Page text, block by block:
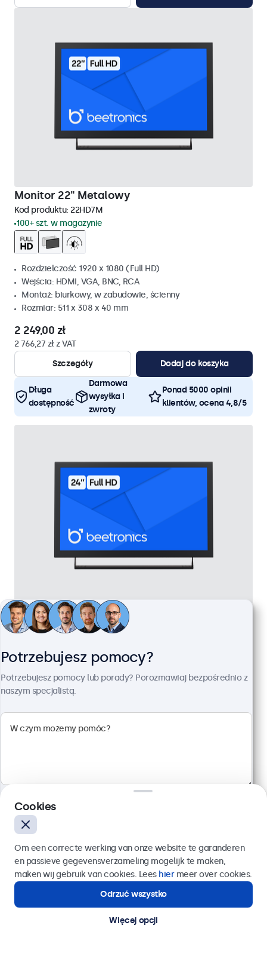
Monitor 22" Metalowy
Kod produktu: 22HD7M
100+ szt. w magazynie
Rozdzielczość 1920 x 1080 (Full HD)
Wejścia: HDMI, VGA, BNC, RCA
Montaż: biurkowy, w zabudowie, ścienny
Rozmiar: 511 x 308 x 40 mm
2 249,00 zł
2 766,27 zł z VAT
Szczegóły
Dodaj do koszyka
Długa
dostępność
Darmowa
wysyłka i
zwroty
Ponad 5000 opinii
klientów, ocena 4,8/5
Monitor 24" Metalowy
Kod produktu:24HD7M
Rozdzielczość 1920 x 1080 (Full HD)
Wejścia: HDMI, VGA, BNC, RCA
Montaż: biurkowy, w zabudowie, ścienny
Rozmiar: 560 x 337 x 41 mm
Potrzebujesz pomocy?
Potrzebujesz pomocy lub porady? Porozmawiaj bezpośrednio z
naszym specjalistą.
Wyślij
Lub zadzwoń pod numer:22 397 04 43
Potrzebujesz pomocy?
Kontakt ze specjalistą.
Cookies
Om een correcte werking van onze website te garanderen
en passieve gegevensverzameling mogelijk te maken,
maken wij gebruik van cookies. Lees hiermeer over cookies.
Odrzuć wszystko
Więcej opcji